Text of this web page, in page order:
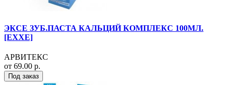
ЭКСЕ ЗУБ.ПАСТА КАЛЬЦИЙ КОМПЛЕКС 100МЛ.
[EXXE]
АРВИТЕКС
от 69.00 р.
Под заказ